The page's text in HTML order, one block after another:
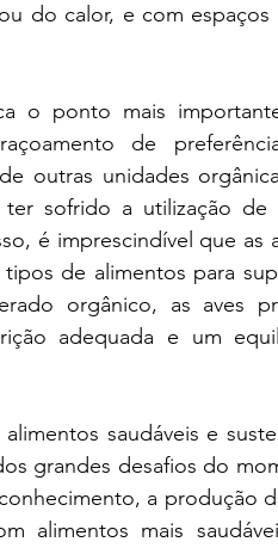
do calor, e com espaços
o ponto mais
de
outras unidades
sofrido a utilização
é imprescindível que as
de alimentos para
orgânico, as aves
adequada e um
saudáveis e
grandes desafios do
a produção
alimentos mais